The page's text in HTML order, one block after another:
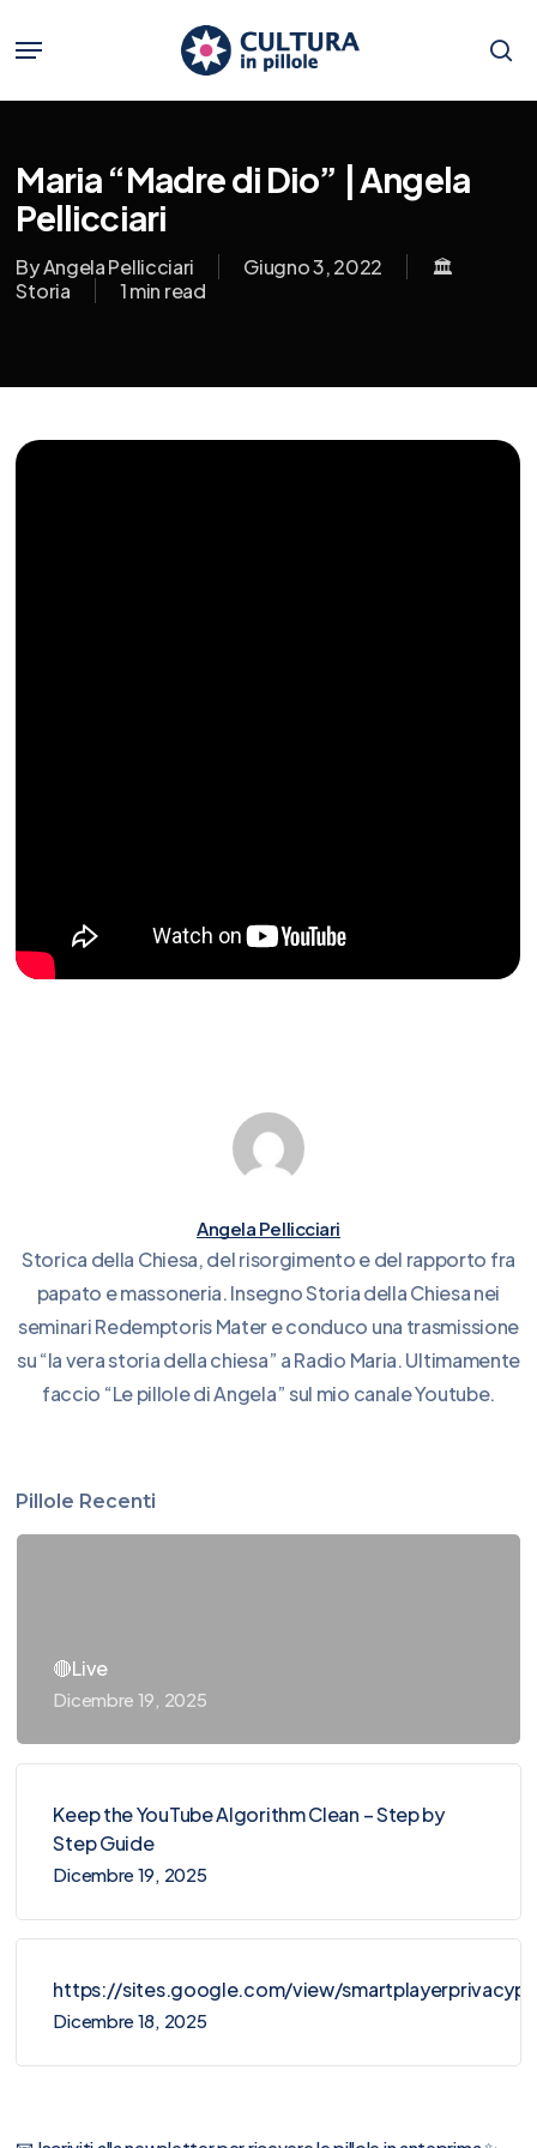
main
content
Menu
Maria “Madre di Dio” | Angela
Pellicciari
ByAngela Pellicciari Giugno 3, 2022
🏛️
Storia
1 min read
Angela Pellicciari
Storica della Chiesa, del risorgimento e del rapporto fra
papato e massoneria. Insegno Storia della Chiesa nei
seminari Redemptoris Mater e conduco una trasmissione
su “la vera storia della chiesa” a Radio Maria. Ultimamente
faccio “Le pillole di Angela” sul mio canale Youtube.
Pillole Recenti
🔴Live
Dicembre 19, 2025
Keep the YouTube Algorithm Clean – Step by
Step Guide
Dicembre 19, 2025
https://sites.google.com/view/
Dicembre 18, 2025